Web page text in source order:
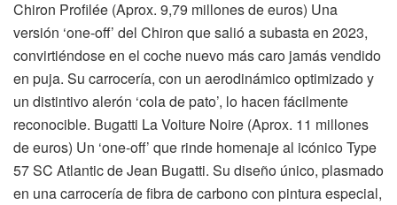
Chiron Profilée (Aprox. 9,79 millones de euros) Una
versión ‘one-off’ del Chiron que salió a subasta en 2023,
convirtiéndose en el coche nuevo más caro jamás vendido
en puja. Su carrocería, con un aerodinámico optimizado y
un distintivo alerón ‘cola de pato’, lo hacen fácilmente
reconocible. Bugatti La Voiture Noire (Aprox. 11 millones
de euros) Un ‘one-off’ que rinde homenaje al icónico Type
57 SC Atlantic de Jean Bugatti. Su diseño único, plasmado
en una carrocería de fibra de carbono con pintura especial,